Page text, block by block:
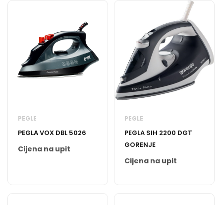
PEGLE
PEGLA VOX DBL 5026
Cijena na upit
PEGLE
PEGLA SIH 2200 DGT
GORENJE
Cijena na upit